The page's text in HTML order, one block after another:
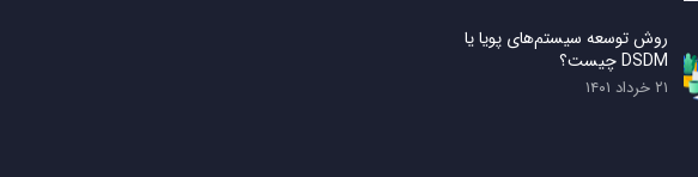
روش توسعه سیستم‌های پویا یا
DSDM چیست؟
۲۱ خرداد ۱۴۰۱